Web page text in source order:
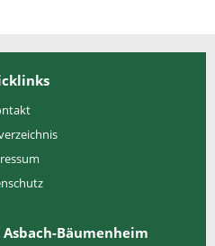
Bäumenheim